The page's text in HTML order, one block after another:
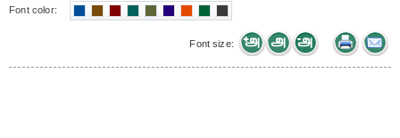
Font color:
Font size: